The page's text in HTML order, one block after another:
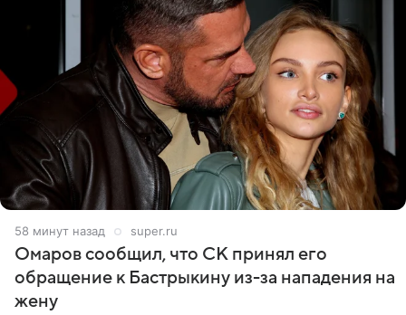
59 минут назад super.ru
Омаров сообщил, что СК принял его
обращение к Бастрыкину из-за нападения на
жену